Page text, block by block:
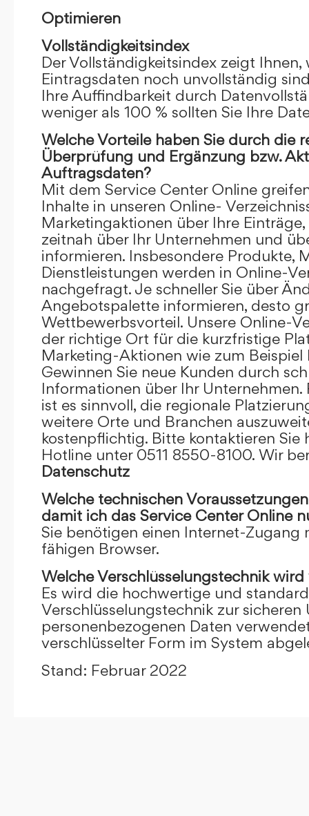
Optimieren
Vollständigkeitsindex
Der Vollständigkeitsindex zeigt
Eintragsdaten noch unvollständig
Ihre Auffindbarkeit durch
weniger als 100 % sollten Sie Ihre
Welche Vorteile haben Sie durch die
Überprüfung und Ergänzung bzw.
Auftragsdaten?
Mit dem Service Center Online
Inhalte in unseren Online-
Marketingaktionen über Ihre
zeitnah über Ihr Unternehmen und
informieren. Insbesondere Produkte,
Dienstleistungen werden in Online-
nachgefragt. Je schneller Sie über
Angebotspalette informieren, desto
Wettbewerbsvorteil. Unsere Online-
der richtige Ort für die kurzfristige
Marketing-Aktionen wie zum Beispiel
Gewinnen Sie neue Kunden durch
Informationen über Ihr Unternehmen.
ist es sinnvoll, die regionale
weitere Orte und Branchen
kostenpflichtig. Bitte kontaktieren Sie
Hotline unter 0511 8550-8100. Wir
Datenschutz
Welche technischen
damit ich das Service Center Online
Sie benötigen einen Internet-Zugang
fähigen Browser.
Welche Verschlüsselungstechnik
Es wird die hochwertige und
Verschlüsselungstechnik zur
personenbezogenen Daten
verschlüsselter Form im System
Stand: Februar 2022